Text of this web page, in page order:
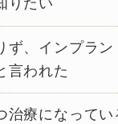
りたい
ず、インプラ
言われた
治療になってい